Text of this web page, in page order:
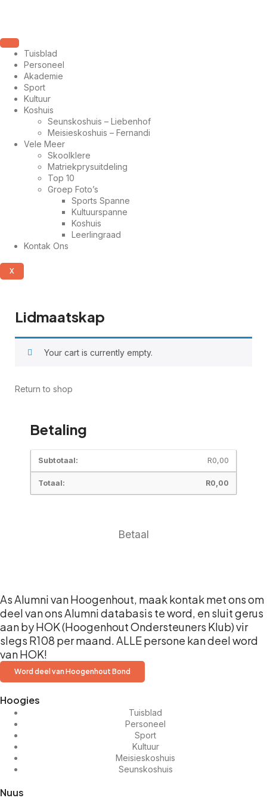
Tuisblad
Personeel
Akademie
Sport
Kultuur
Koshuis
Seunskoshuis – Liebenhof
Meisieskoshuis – Fernandi
Vele Meer
Skoolklere
Matriekprysuitdeling
Top 10
Groep Foto’s
Sports Spanne
Kultuurspanne
Koshuis
Leerlingraad
Kontak Ons
X
Lidmaatskap
Your cart is currently empty.
Return to shop
Betaling
R0,00
R0,00
Betaal
As Alumni van Hoogenhout, maak kontak met ons om
deel van ons Alumni databasis te word, en sluit gerus
aan by HOK (Hoogenhout Ondersteuners Klub) vir
slegs R108 per maand. ALLE persone kan deel word
van HOK!
Word deel van Hoogenhout Bond
Hoogies
Tuisblad
Personeel
Sport
Kultuur
Meisieskoshuis
Seunskoshuis
Nuus